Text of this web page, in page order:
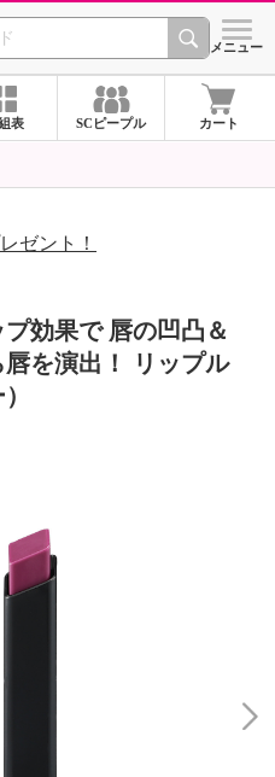
CHANNEL シメニュー
表 SCピープル カート
ゼント！
効果で 唇の凹凸＆
を演出！ リップル